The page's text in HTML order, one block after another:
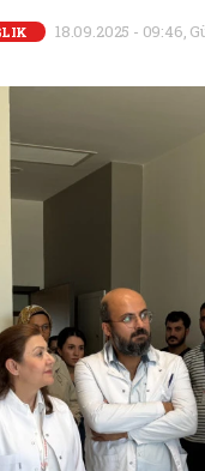
18.09.2025 - 09:46,